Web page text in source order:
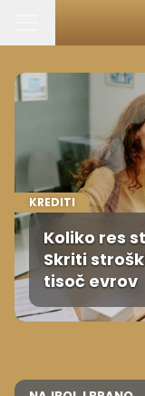
KREDITI
Koliko res
Skriti
tisoč evrov